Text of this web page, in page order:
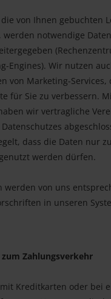
von Ihnen gebuchten
notwendige
Engines). Wir nutzen
von Marketing-Services,
für Sie zu verbessern.
wir vertragliche
dass die Daten nur
werden dürfen.
werden von uns
in unseren
Zahlungsverkehr
Kreditkarten oder bei